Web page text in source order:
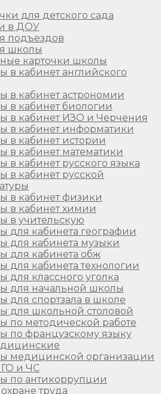
для детского сада
в ДОУ
подъездов
школы
карточки школы
в кабинет английского
в кабинет астрономии
в кабинет биологии
в кабинет ИЗО и Черчения
в кабинет информатики
в кабинет истории
в кабинет математики
в кабинет русского языка
в кабинет русской
в кабинет физики
в кабинет химии
в учительскую
для кабинета географии
для кабинета музыки
для кабинета обж
для кабинета технологии
для классного уголка
для начальной школы
для спортзала в школе
для школьной столовой
по методической работе
по французскому языку
медицинской организации
и ЧС
по антикоррупции
труда